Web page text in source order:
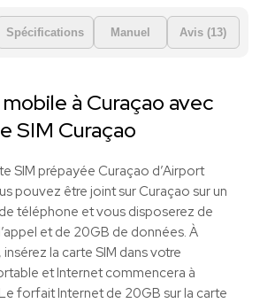
Spécifications Manuel Avis (13)
à Curaçao avec
SIM Curaçao
SIM prépayée Curaçao d’Airport
pouvez être joint sur Curaçao sur un
téléphone et vous disposerez de
et de 20GB de données. À
la carte SIM dans votre
et Internet commencera à
forfait Internet de 20GB sur la carte